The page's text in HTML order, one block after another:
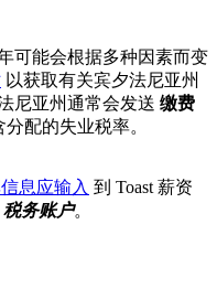
可能会根据多种因素而变
以获取有关宾夕法尼亚州
尼亚州通常会发送 缴费
分配的失业税率。
息应输入 到 Toast 薪资
税务账户。